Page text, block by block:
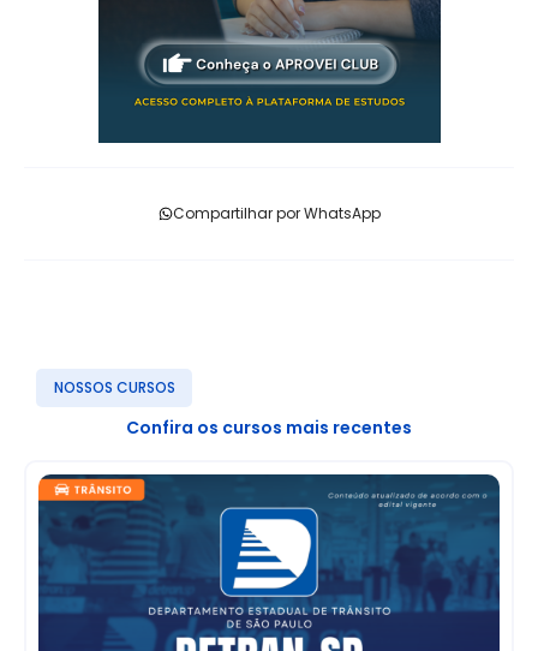
Compartilhar por WhatsApp
NOSSOS CURSOS
Confira os cursos mais recentes